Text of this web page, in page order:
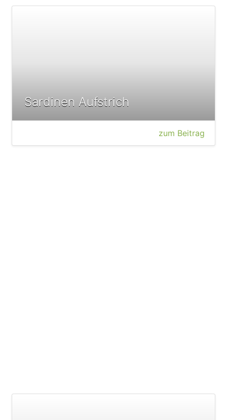
Sardinen Aufstrich
zum Beitrag